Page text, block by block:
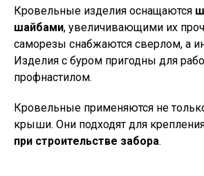
Кровельные изделия оснащаются
шайбами, увеличивающими их
саморезы снабжаются сверлом, а
Изделия с буром пригодны для
профнастилом.
Кровельные применяются не
крыши. Они подходят для
при строительстве забора.